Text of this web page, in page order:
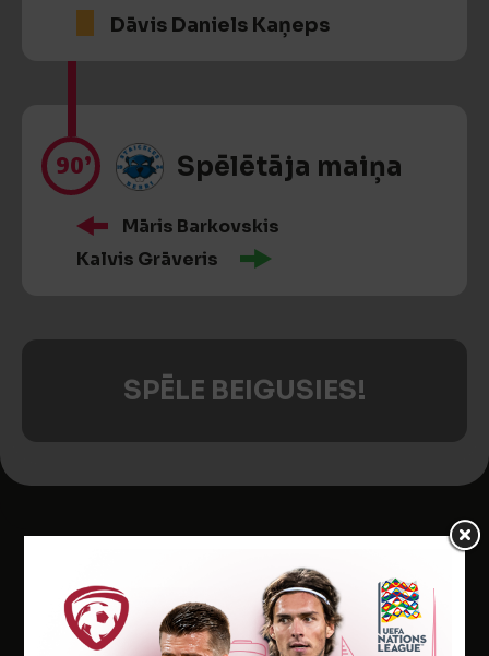
Dāvis Daniels Kaņeps
90’ Spēlētāja maiņa
Māris Barkovskis
Kalvis Grāveris
SPĒLE BEIGUSIES!
Jaunākās ziņas